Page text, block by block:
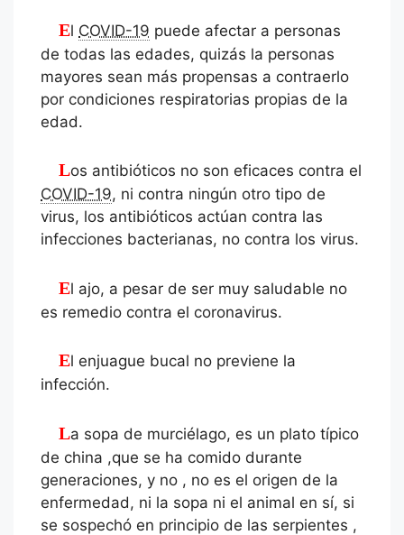
El COVID-19 puede afectar a personas
de todas las edades, quizás la personas
mayores sean más propensas a contraerlo
por condiciones respiratorias propias de la
edad.
Los antibióticos no son eficaces contra el
COVID-19, ni contra ningún otro tipo de
virus, los antibióticos actúan contra las
infecciones bacterianas, no contra los virus.
El ajo, a pesar de ser muy saludable no
es remedio contra el coronavirus.
El enjuague bucal no previene la
infección.
La sopa de murciélago, es un plato típico
de china ,que se ha comido durante
generaciones, y no , no es el origen de la
enfermedad, ni la sopa ni el animal en sí, si
se sospechó en principio de las serpientes ,